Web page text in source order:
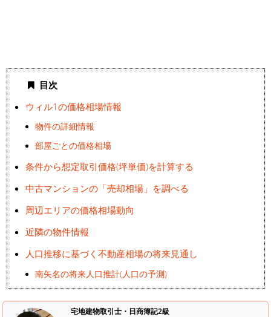
目次
ウィル1の価格相場情報
物件の詳細情報
部屋ごとの価格相場
条件から想定取引価格(坪単価)を計算する
中古マンションの「売却相場」を調べる
周辺エリアの価格相場動向
近隣の物件情報
人口推移に基づく不動産相場の将来見通し
南矢名の将来人口推計(人口の予測)
宅地建物取引士・日商簿記2級